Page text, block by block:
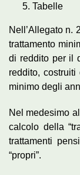
Tabelle
Nell’Allegato n.
trattamento
di reddito per il
reddito, costruiti
minimo degli
Nel medesimo
calcolo della
trattamenti
“propri”.